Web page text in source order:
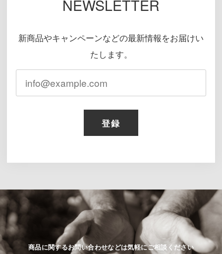
NEWSLETTER
新商品やキャンペーンなどの最新情報をお届けい
たします。
登録
商品に関するお問い合わせなどは気軽にご相談ください